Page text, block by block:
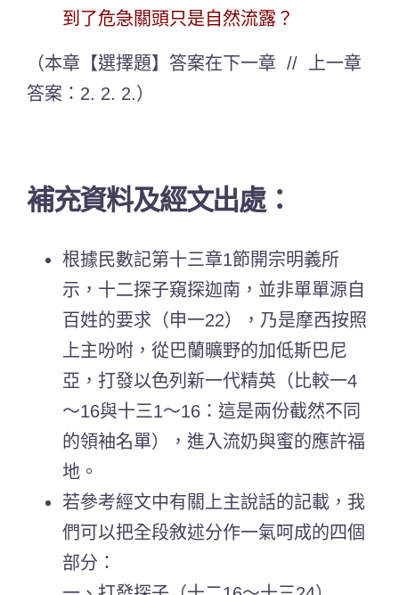
到了危急關頭只是自然流露？
（本章【選擇題】答案在下一章 // 上一章
答案：2. 2. 2.）
補充資料及經文出處：
根據民數記第十三章1節開宗明義所
示，十二探子窺探迦南，並非單單源自
百姓的要求（申一22），乃是摩西按照
上主吩咐，從巴蘭曠野的加低斯巴尼
亞，打發以色列新一代精英（比較一4
～16與十三1～16：這是兩份截然不同
的領袖名單），進入流奶與蜜的應許福
地。
若參考經文中有關上主說話的記載，我
們可以把全段敘述分作一氣呵成的四個
部分：